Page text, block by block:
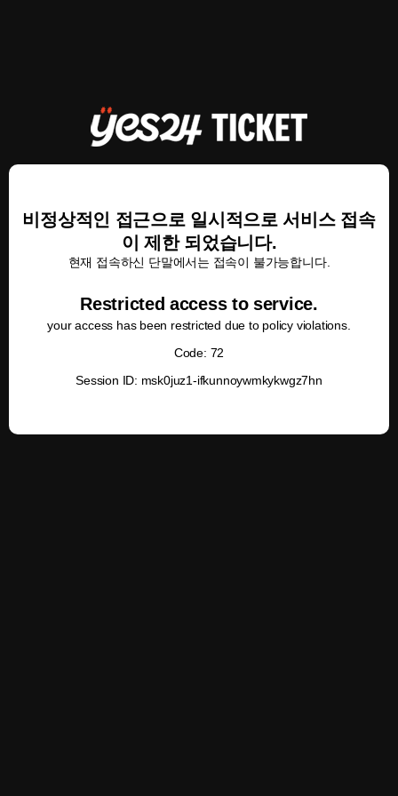
비정상적인 접근으로 일시적으로 서비스 접속
이 제한 되었습니다.
현재 접속하신 단말에서는 접속이 불가능합니다.
Restricted access to service.
your access has been restricted due to policy violations.
Code: 72
Session ID: msk0juz1-ifkunnoywmkykwgz7hn